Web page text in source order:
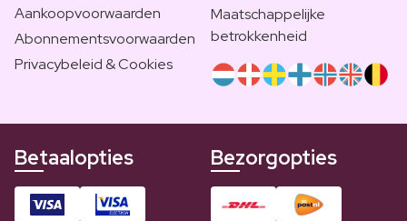
Aankoopvoorwaarden
Abonnementsvoorwaarden
Privacybeleid & Cookies
Maatschappelijke
betrokkenheid
Betaalopties Bezorgopties